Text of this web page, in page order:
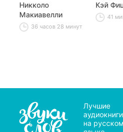
Никколо
Макиавелли
36 часов 28 минут
Кэй
41
Лучшие
аудиокниги
на русском